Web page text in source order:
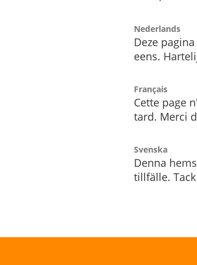
Nederlands
Deze
eens.
Français
Cette page
tard. Merci
Svenska
Denna
tillfälle.